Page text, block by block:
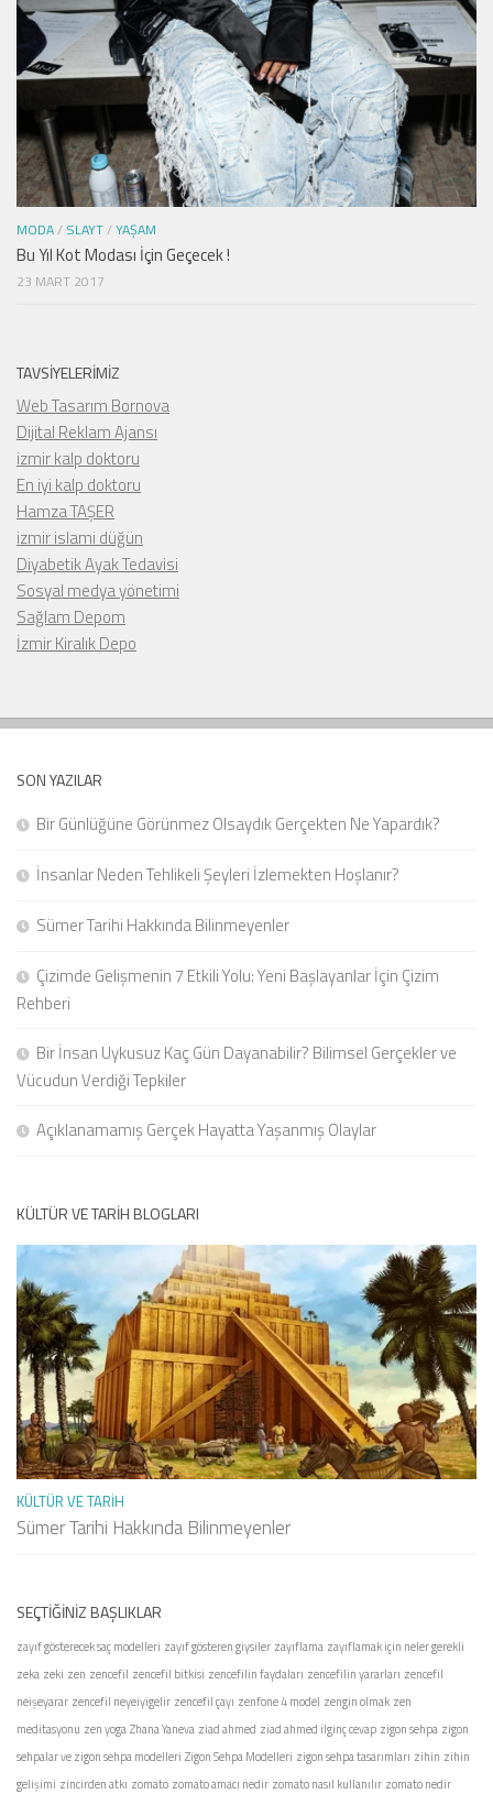
MODA/ SLAYT/YAŞAM
Bu Yıl Kot Modası İçin Geçecek !
23 MART 2017
TAVSIYELERIMIZ
Web Tasarım Bornova
Dijital Reklam Ajansı
izmir kalp doktoru
En iyi kalp doktoru
Hamza TAŞER
izmir islami düğün
Diyabetik Ayak Tedavisi
Sosyal medya yönetimi
Sağlam Depom
İzmir Kiralık Depo
SON YAZILAR
Bir Günlüğüne Görünmez Olsaydık Gerçekten Ne Yapardık?
İnsanlar Neden Tehlikeli Şeyleri İzlemekten Hoşlanır?
Sümer Tarihi Hakkında Bilinmeyenler
Çizimde Gelişmenin 7 Etkili Yolu: Yeni Başlayanlar İçin Çizim
Rehberi
Bir İnsan Uykusuz Kaç Gün Dayanabilir? Bilimsel Gerçekler ve
Vücudun Verdiği Tepkiler
Açıklanamamış Gerçek Hayatta Yaşanmış Olaylar
KÜLTÜR VE TARIH BLOGLARI
KÜLTÜR VE TARIH
Sümer Tarihi Hakkında Bilinmeyenler
SEÇTIĞINIZ BAŞLIKLAR
zayıf gösterecek saç modelleri zayıf gösteren giysiler zayıflama zayıflamak için neler gerekli
zeka zeki zen zencefil zencefil bitkisi zencefilin faydaları zencefilin yararları zencefil
neişeyarar zencefil neyeiyigelir zencefil çayı zenfone 4 model zengin olmak zen
meditasyonu zen yogaZhana Yaneva ziad ahmed ziad ahmed ilginç cevap zigon sehpa zigon
sehpalar ve zigon sehpa modelleri Zigon Sehpa Modelleri zigon sehpa tasarımları zihin zihin
gelişimi zincirden atkı zomato zomato amacı nedir zomato nasıl kullanılır zomato nedir